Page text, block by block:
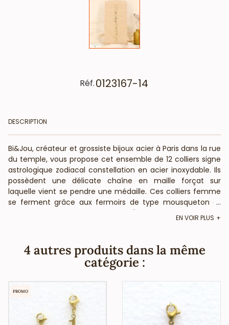
Réf.0123167-14
DESCRIPTION
Bi&Jou, créateur et grossiste bijoux acier à Paris dans la rue
du temple, vous propose cet ensemble de 12 colliers signe
astrologique zodiacal constellation en acier inoxydable. Ils
possèdent une délicate chaîne en maille forçat sur
laquelle vient se pendre une médaille. Ces colliers femme
se ferment grâce aux fermoirs de type mousqueton et
sont ajustable par la chaîne d'extension, la longueur
déployée de ces colliers est de 45cm. Il saura séduire
bonheur de la tendance bohème chic. Vos clientes
adoreront avoir autour du cou leur signe zodiacal, reflet de
leur personnalité. Vous pourrez proposer à vos clientes de
ATTENTION : Le présentoir et les colliers sont fournis en
...
EN VOIR PLUS
4 autres produits dans la même
catégorie :
PROMO